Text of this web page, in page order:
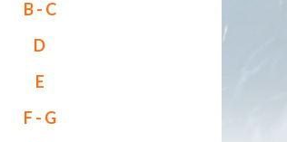
B - C
D
E
F - G